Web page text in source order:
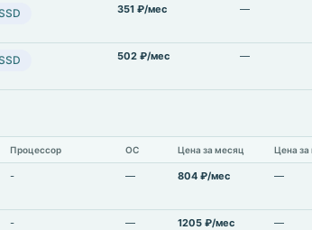
351 ₽/мес —
502 ₽/мес —
Процессор ОС Цена за месяц Цена за
- — 804 ₽/мес —
- — 1205 ₽/мес —